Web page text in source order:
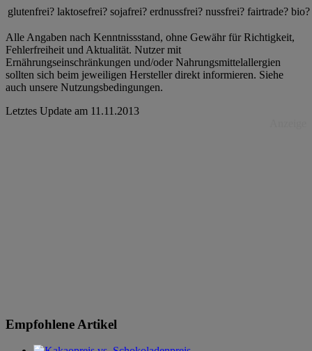
glutenfrei? laktosefrei? sojafrei? erdnussfrei? nussfrei? fairtrade? bio?
Alle Angaben nach Kenntnissstand, ohne Gewähr für Richtigkeit,
Fehlerfreiheit und Aktualität. Nutzer mit
Ernährungseinschränkungen und/oder Nahrungsmittelallergien
sollten sich beim jeweiligen Hersteller direkt informieren. Siehe
auch unsere Nutzungsbedingungen.
Letztes Update am 11.11.2013
Empfohlene Artikel